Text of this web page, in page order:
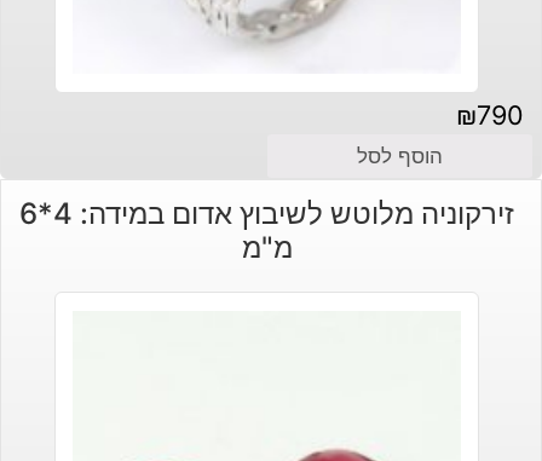
₪790
הוסף לסל
זירקוניה מלוטש לשיבוץ אדום במידה: 4*6
מ"מ